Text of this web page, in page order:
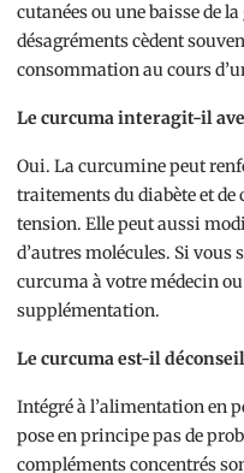
cutanées ou une baisse de
désagréments cèdent
consommation au cours
Le curcuma interagit-il
Oui. La curcumine peut
traitements du diabète et
tension. Elle peut aussi
d’autres molécules. Si
curcuma à votre médecin
supplémentation.
Le curcuma est-il
Intégré à l’alimentation en
pose en principe pas de
compléments concentrés